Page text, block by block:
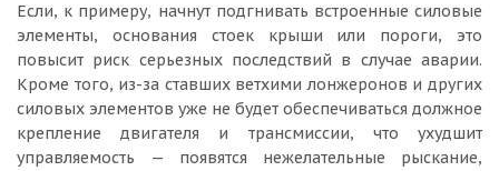
Если, к примеру, начнут подгнивать встроенные силовые
элементы, основания стоек крыши или пороги, это
повысит риск серьезных последствий в случае аварии.
Кроме того, из-за ставших ветхими лонжеронов и других
силовых элементов уже не будет обеспечиваться должное
крепление двигателя и трансмиссии, что ухудшит
управляемость — появятся нежелательные рыскание,